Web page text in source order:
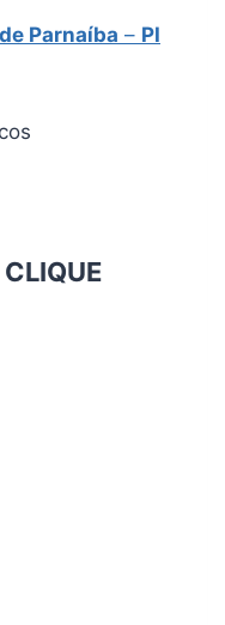
Parnaíba – PI
CLIQUE